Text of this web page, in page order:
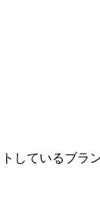
しているブラ